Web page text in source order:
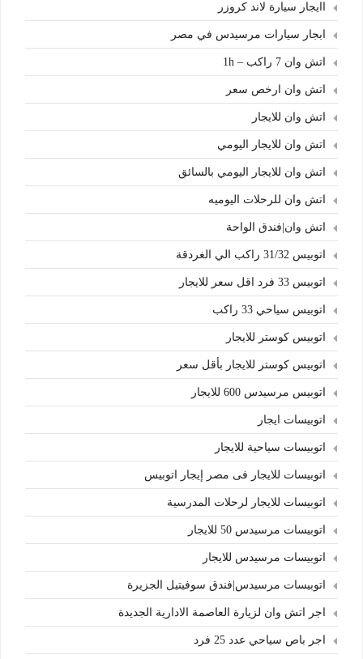
اايجار سيارة لاند كروزر
ابجار سيارات مرسيدس في مصر
اتش وان 7 راكب – 1h
اتش وان ارخص سعر
اتش وان للايجار
اتش وان للايجار اليومي
اتش وان للايجار اليومي بالسائق
اتش وان للرحلات اليوميه
اتش وان|فندق الواحة
اتوبيس 31/32 راكب الي الغردقة
اتوبيس 33 فرد اقل سعر للايجار
اتوبيس سياحي 33 راكب
اتوبيس كوستر للايجار
اتوبيس كوستر للايجار بأقل سعر
اتوبيس مرسيدس 600 للايجار
اتوبيسات ايجار
اتوبيسات سياحية للايجار
اتوبيسات للايجار فى مصر إيجار اتوبيس
اتوبيسات للايجار لرحلات المدرسية
اتوبيسات مرسيدس 50 للايجار
اتوبيسات مرسيدس للايجار
اتوبيسات مرسيدس|فندق سوفيتيل الجزيرة
اجر اتش وان لزيارة العاصمة الادارية الجديدة
اجر باص سياحي عدد 25 فرد